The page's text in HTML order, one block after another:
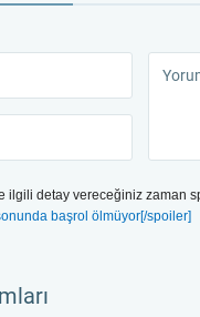
ilgili detay vereceğiniz zaman
başrol ölmüyor[/spoiler]